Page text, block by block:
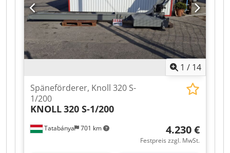
1 / 14
Tatabánya 701 km
Späneförderer, Knoll 320 S-
1/200
KNOLL320 S-1/200
4.230 €
Festpreis zzgl. MwSt.